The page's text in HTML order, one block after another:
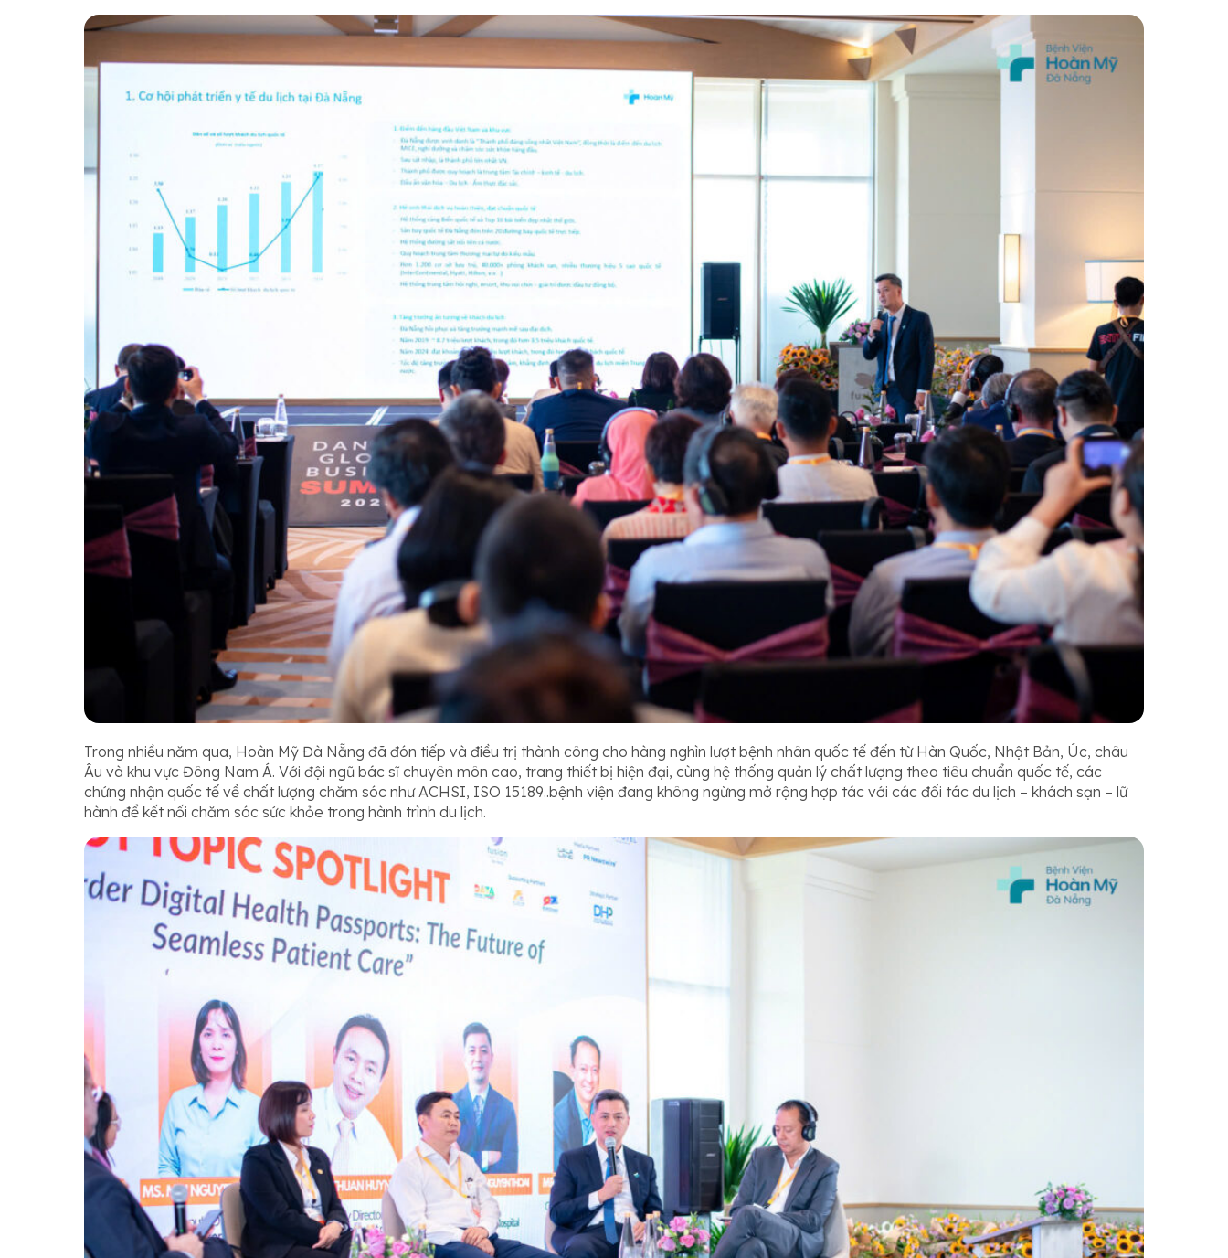
Trong nhiều năm qua, Hoàn Mỹ Đà Nẵng đã đón tiếp và điều trị thành công cho hàng nghìn lượt bệnh nhân quốc tế đến từ Hàn Quốc, Nhật Bản, Úc, châu
Âu và khu vực Đông Nam Á. Với đội ngũ bác sĩ chuyên môn cao, trang thiết bị hiện đại, cùng hệ thống quản lý chất lượng theo tiêu chuẩn quốc tế, các
chứng nhận quốc tế về chất lượng chăm sóc như ACHSI, ISO 15189..bệnh viện đang không ngừng mở rộng hợp tác với các đối tác du lịch – khách sạn – lữ
hành để kết nối chăm sóc sức khỏe trong hành trình du lịch.